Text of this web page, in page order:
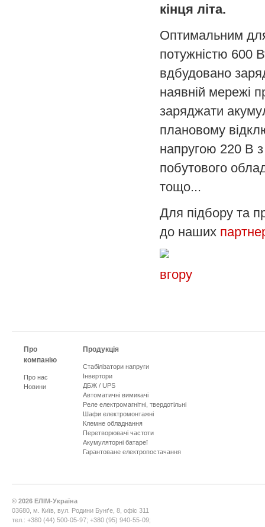
кінця літа.
Оптимальним
потужністю 600
вдбудовано
наявній мережі
заряджати
плановому
напругою 220 В
побутового
тощо...
Для підбору та
до наших
вгору
Про
компанію
Про нас
Новини
Продукція
Стабілізатори напруги
Інвертори
ДБЖ / UPS
Автоматичні вимикачі
Реле електромагнітні, твердотільні
Шафи електромонтажні
Клемне обладнання
Перетворювачі частоти
Акумуляторні батареї
Гарантоване електропостачання
© 2026 ЕЛІМ-Україна
03680, м. Київ, вул. Родини Бунґе, 8, офіс 311
тел.: +380 (44) 500-05-97; +380 (95) 940-55-09;